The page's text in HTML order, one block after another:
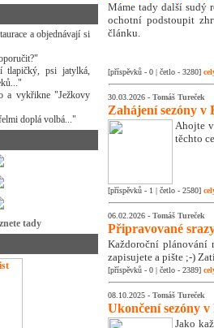
a objednávají si
tlapičký, psi jatylká,
a vykřikne "Ježkovy
doplá volbá..."
tady
Máme tady další sudý
ochotní podstoupit
článku.
[příspěvků - 0 | četlo - 3280]
30.03.2026 - Tomáš Tureček
Zahájení sezóny v
Ahojte
těchto
[příspěvků - 1 | četlo - 2580]
06.02.2026 - Tomáš Tureček
Připravované
Každoroční plánování
zapisujete a pište ;-)
[příspěvků - 0 | četlo - 2389]
08.10.2025 - Tomáš Tureček
Ukončení sezóny v
Jako